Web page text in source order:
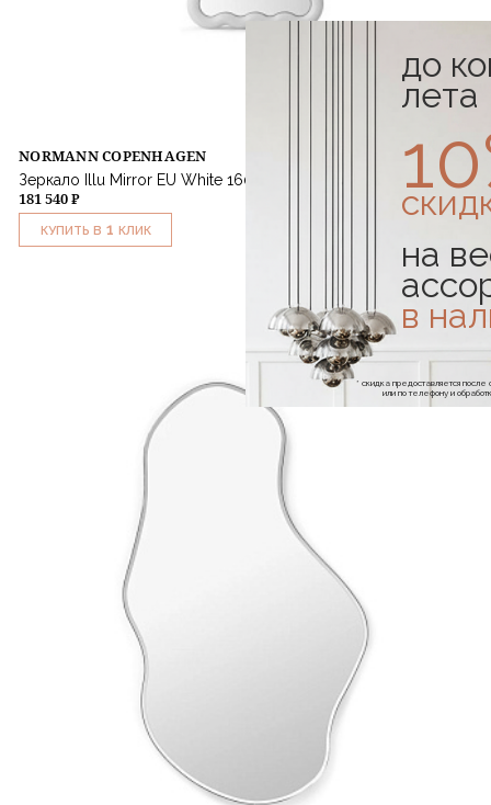
NORMANN COPENHAGEN
Зеркало Illu Mirror EU White 160x55
181 540 ₽
КУПИТЬ В 1 КЛИК
до
лета
на
в
* скидка предоставляется
или по телефону и